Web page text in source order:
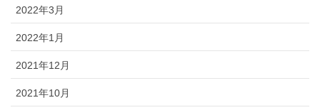
2022年3月
2022年1月
2021年12月
2021年10月